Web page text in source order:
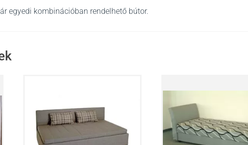
egyedi kombinációban rendelhető bútor.